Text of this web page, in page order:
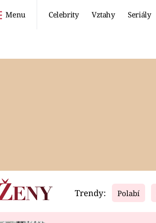
Menu Celebrity Vztahy Seriály
Video
Trendy: Polabí